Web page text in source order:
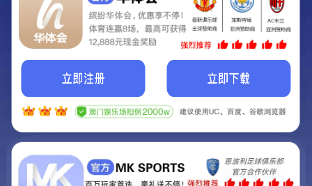
Hey Guys!
我们即将上线啦...
我们的网站正在建设.
它将是非常棒的网站.